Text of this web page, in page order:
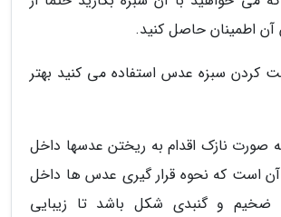
آن اطمینان حاصل کنید.
کردن سبزه عدس استفاده می کنید بهتر
صورت نازک اقدام به ریختن عدسها داخل
آن است که نحوه قرار گیری عدس ها داخل
و گنبدی شکل باشد تا زیبایی